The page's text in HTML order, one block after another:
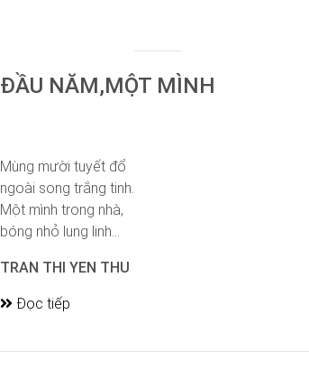
ĐẦU NĂM,MỘT MÌNH
Mùng mười tuyết đổ
ngoài song trắng tinh.
Một mình trong nhà,
bóng nhỏ lung linh...
TRAN THI YEN THU
Đọc tiếp